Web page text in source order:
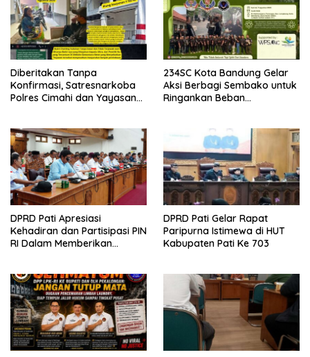
Diberitakan Tanpa
Konfirmasi, Satresnarkoba
Polres Cimahi dan Yayasan
234SC Kota Bandung Gelar
Aksi Berbagi Sembako untuk
Ringankan Beban
DPRD Pati Apresiasi
Kehadiran dan Partisipasi PIN
RI Dalam Memberikan
DPRD Pati Gelar Rapat
Paripurna Istimewa di HUT
Kabupaten Pati Ke 703